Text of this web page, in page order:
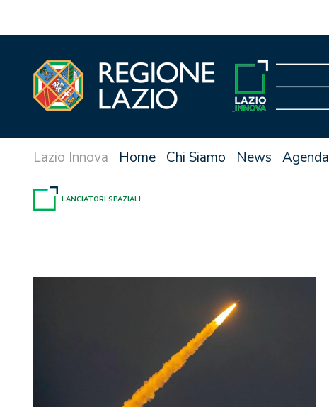
Home Chi Siamo News Agenda
LANCIATORI SPAZIALI